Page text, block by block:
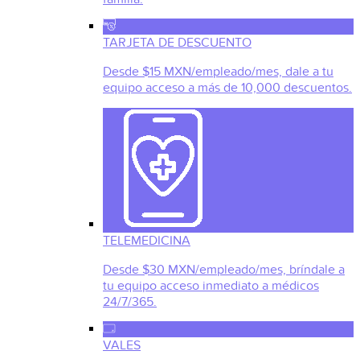
TARJETA DE DESCUENTO
Desde $15 MXN/empleado/mes, dale a tu
equipo acceso a más de 10,000 descuentos.
TELEMEDICINA
Desde $30 MXN/empleado/mes, bríndale a
tu equipo acceso inmediato a médicos
24/7/365.
VALES